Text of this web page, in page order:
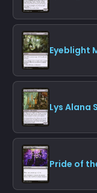
Eyeblight
Lys Alana
Pride of